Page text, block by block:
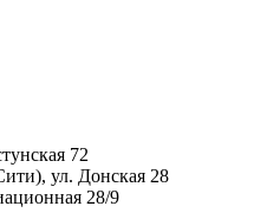
72
ул. Донская 28
28/9